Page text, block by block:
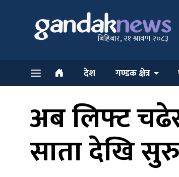
बिहिबार, २१ श्रावण २०८३
देश गण्डक क्षेत्र
अब लिफ्ट चढेर
साता देखि सुरु